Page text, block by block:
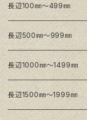
Snow White SPC(中目)
Snow White SPC(中目)
Snow White SLA(中目)
Snow White SLA(中目)
Snow White SLH(中太
Snow White SPC(中目)
トークロ イエロー
長辺100㎜～499㎜
長辺500㎜～999㎜
長辺1000㎜～1499㎜
長辺1500㎜～1999㎜